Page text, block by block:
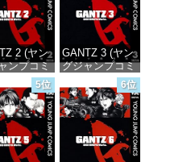
2 (ヤン
ンプコミ
DIGITAL)
格：¥100
GANTZ 3 (ヤン
グジャンプコミ
ックスDIGITAL)
価格：¥100
5位 6位